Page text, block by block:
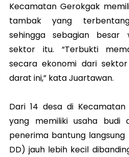
Kecamatan Gerokgak
tambak yang
sehingga sebagian besar
sektor itu. “Terbukti
secara ekonomi dari
darat ini,” kata Juartawan.
Dari 14 desa di
yang memiliki usaha budi
penerima bantung langsung
DD) jauh lebih kecil